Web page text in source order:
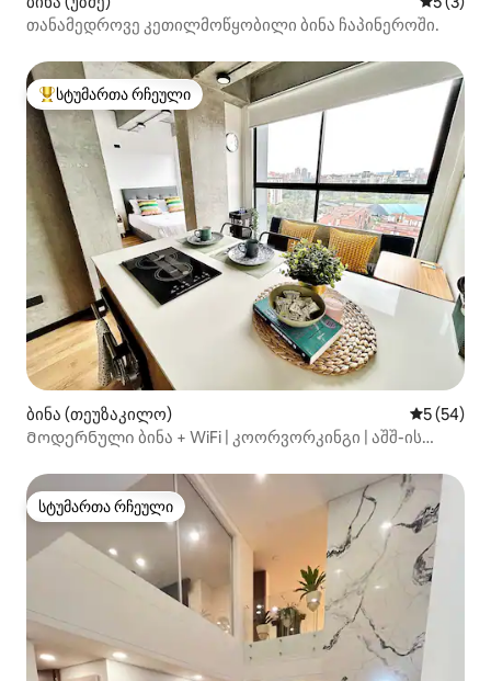
თანამედროვე კეთილმოწყობილი ბინა ჩაპინეროში.
სტუმართა რჩეული მოწინავე ვარიანტი
სტუმართა რჩეული
ბინა (თეუზაკილო) საშუალო
5 (54)
Მოდერნული ბინა + WiFi | კოორვორკინგი | აშშ-ის
სტუმართა რჩეული
სტუმართა რჩეული